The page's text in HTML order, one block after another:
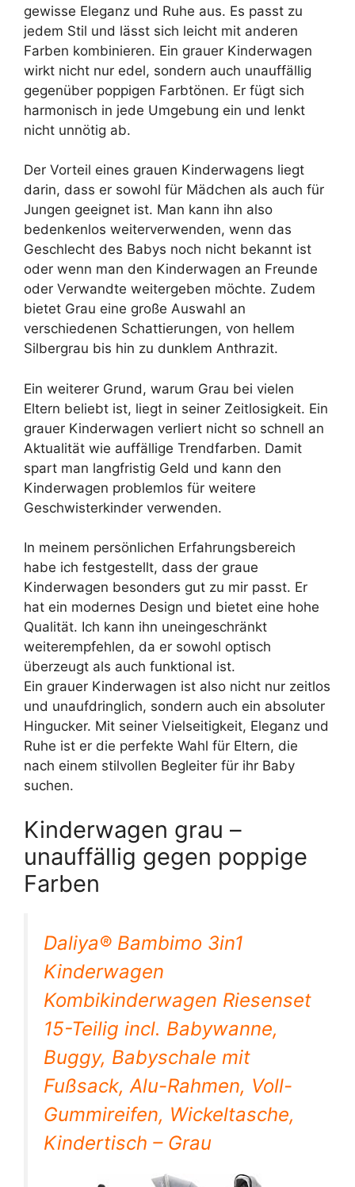
gewisse Eleganz und Ruhe aus. Es passt zu
jedem Stil und lässt sich leicht mit anderen
Farben kombinieren. Ein grauer Kinderwagen
wirkt nicht nur edel, sondern auch unauffällig
gegenüber poppigen Farbtönen. Er fügt sich
harmonisch in jede Umgebung ein und lenkt
nicht unnötig ab.
Der Vorteil eines grauen Kinderwagens liegt
darin, dass er sowohl für Mädchen als auch für
Jungen geeignet ist. Man kann ihn also
bedenkenlos weiterverwenden, wenn das
Geschlecht des Babys noch nicht bekannt ist
oder wenn man den Kinderwagen an Freunde
oder Verwandte weitergeben möchte. Zudem
bietet Grau eine große Auswahl an
verschiedenen Schattierungen, von hellem
Silbergrau bis hin zu dunklem Anthrazit.
Ein weiterer Grund, warum Grau bei vielen
Eltern beliebt ist, liegt in seiner Zeitlosigkeit. Ein
grauer Kinderwagen verliert nicht so schnell an
Aktualität wie auffällige Trendfarben. Damit
spart man langfristig Geld und kann den
Kinderwagen problemlos für weitere
Geschwisterkinder verwenden.
In meinem persönlichen Erfahrungsbereich
habe ich festgestellt, dass der graue
Kinderwagen besonders gut zu mir passt. Er
hat ein modernes Design und bietet eine hohe
Qualität. Ich kann ihn uneingeschränkt
weiterempfehlen, da er sowohl optisch
überzeugt als auch funktional ist.
Ein grauer Kinderwagen ist also nicht nur zeitlos
und unaufdringlich, sondern auch ein absoluter
Hingucker. Mit seiner Vielseitigkeit, Eleganz und
Ruhe ist er die perfekte Wahl für Eltern, die
nach einem stilvollen Begleiter für ihr Baby
suchen.
Kinderwagen grau –
unauffällig gegen poppige
Farben
Daliya® Bambimo 3in1
Kinderwagen
Kombikinderwagen Riesenset
15-Teilig incl. Babywanne,
Buggy, Babyschale mit
Fußsack, Alu-Rahmen, Voll-
Gummireifen, Wickeltasche,
Kindertisch – Grau